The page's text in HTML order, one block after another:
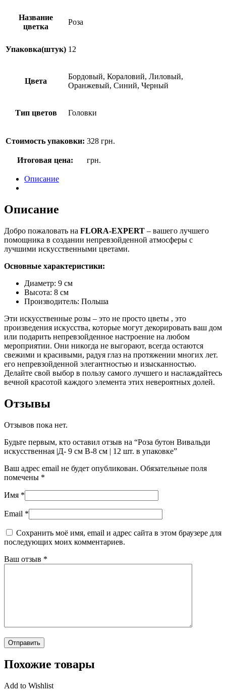
Название
цветка
Роза
Упаковка(штук) 12
Цвета
Бордовый, Кораловий, Лиловый,
Оранжевый, Синий, Черный
Тип цветов Головки
Стоимость упаковки: 328 грн.
Итоговая цена: грн.
Описание
Описание
Добро пожаловать на FLORA-EXPERT – вашего лучшего
помощника в создании непревзойденной атмосферы с
лучшими искусственными цветами.
Основные характеристики:
Диаметр: 9 см
Высота: 8 см
Производитель: Польша
Эти искусственные розы – это не просто цветы , это
произведения искусства, которые могут декорировать ваш дом
или подарить непревзойденное настроение на любом
мероприятии. Они никогда не выгорают, всегда остаются
свежими и красивыми, радуя глаз на протяжении многих лет.
его непревзойденной элегантностью и изысканностью.
Делайте свой выбор в пользу самого лучшего и наслаждайтесь
вечной красотой каждого элемента этих невероятных долей.
Отзывы
Отзывов пока нет.
Будьте первым, кто оставил отзыв на “Роза бутон Вивальди
искусственная |Д- 9 см В-8 см | 12 шт. в упаковке”
Ваш адрес email не будет опубликован. Обязательные поля
помечены *
Имя *
Email *
Сохранить моё имя, email и адрес сайта в этом браузере для
последующих моих комментариев.
Ваш отзыв *
Похожие товары
Add to Wishlist